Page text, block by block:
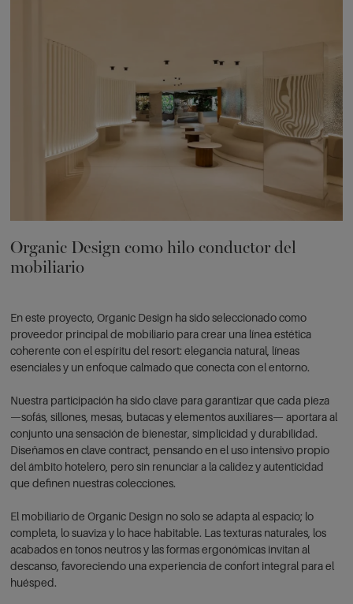
Organic Design como hilo conductor del
mobiliario
En este proyecto, Organic Design ha sido seleccionado como
proveedor principal de mobiliario para crear una línea estética
coherente con el espíritu del resort: elegancia natural, líneas
esenciales y un enfoque calmado que conecta con el entorno.
Nuestra participación ha sido clave para garantizar que cada pieza
—sofás, sillones, mesas, butacas y elementos auxiliares— aportara al
conjunto una sensación de bienestar, simplicidad y durabilidad.
Diseñamos en clave contract, pensando en el uso intensivo propio
del ámbito hotelero, pero sin renunciar a la calidez y autenticidad
que definen nuestras colecciones.
El mobiliario de Organic Design no solo se adapta al espacio; lo
completa, lo suaviza y lo hace habitable. Las texturas naturales, los
acabados en tonos neutros y las formas ergonómicas invitan al
descanso, favoreciendo una experiencia de confort integral para el
huésped.